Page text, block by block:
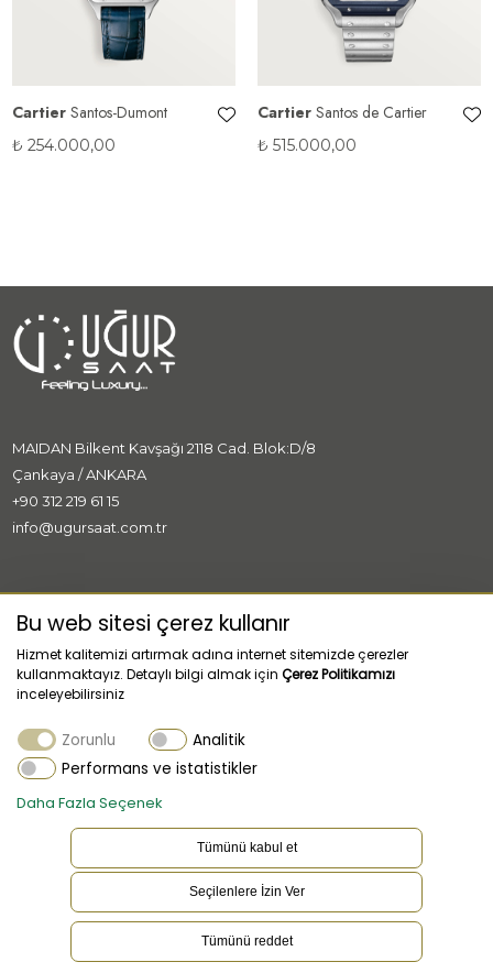
Cartier Santos-Dumont
₺ 254.000,00
Cartier Santos de Cartier
₺ 515.000,00
MAIDAN Bilkent Kavşağı 2118 Cad. Blok:D/8
Çankaya / ANKARA
+90 312 219 61 15
info@ugursaat.com.tr
MARKALAR
KURUMSAL
MÜŞTERİ HİZMETLERİ
Dil TR
Bu web sitesi çerez kullanır
Hizmet kalitemizi artırmak adına internet sitemizde çerezler
kullanmaktayız. Detaylı bilgi almak için Çerez Politikamızı
inceleyebilirsiniz
Zorunlu
Analitik
Performans ve istatistikler
Daha Fazla Seçenek
Tümünü reddet
Seçilenlere İzin Ver
Tümünü kabul et